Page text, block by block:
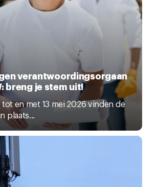
verantwoordingsorgaan
breng je stem uit!
tot en met 13 mei 2026 vinden de
plaats...